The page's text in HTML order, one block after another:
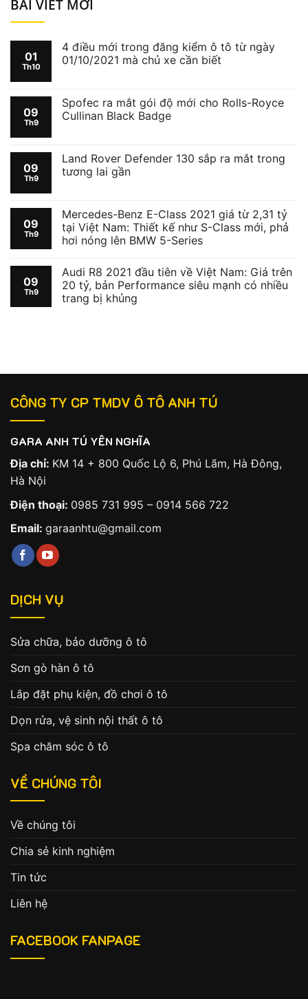
BÀI VIẾT MỚI
01
Th10
4 điều mới trong đăng kiểm ô tô từ ngày
01/10/2021 mà chủ xe cần biết
09
Th9
Spofec ra mắt gói độ mới cho Rolls-Royce
Cullinan Black Badge
09
Th9
Land Rover Defender 130 sắp ra mắt trong
tương lai gần
09
Th9
Mercedes-Benz E-Class 2021 giá từ 2,31 tỷ
tại Việt Nam: Thiết kế như S-Class mới, phả
hơi nóng lên BMW 5-Series
09
Th9
Audi R8 2021 đầu tiên về Việt Nam: Giá trên
20 tỷ, bản Performance siêu mạnh có nhiều
trang bị khủng
CÔNG TY CP TMDV Ô TÔ ANH TÚ
GARA ANH TÚ YÊN NGHĨA
Địa chỉ: KM 14 + 800 Quốc Lộ 6, Phú Lãm, Hà Đông,
Hà Nội
Điện thoại: 0985 731 995 – 0914 566 722
Email: garaanhtu@gmail.com
DỊCH VỤ
Sửa chữa, bảo dưỡng ô tô
Sơn gò hàn ô tô
Lắp đặt phụ kiện, đồ chơi ô tô
Dọn rửa, vệ sinh nội thất ô tô
Spa chăm sóc ô tô
VỀ CHÚNG TÔI
Về chúng tôi
Chia sẻ kinh nghiệm
Tin tức
Liên hệ
FACEBOOK FANPAGE